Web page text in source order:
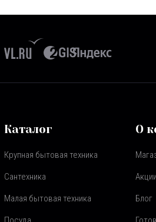
Каталог
Крупная бытовая техника
Сантехника
Малая бытовая техника
О
Акции
Блог